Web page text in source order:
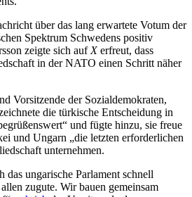
über das lang erwartete Votum der
Spektrum Schwedens positiv
zeigte sich auf Xerfreut, dass
in der NATO einen Schritt näher
Vorsitzende der Sozialdemokraten,
die türkische Entscheidung in
und fügte hinzu, sie freue
und Ungarn „die letzten erforderlichen
unternehmen.
das ungarische Parlament schnell
zugute. Wir bauen gemeinsam